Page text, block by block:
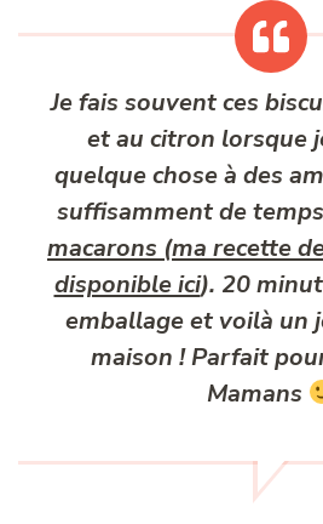
Je fais souvent ces
et au citron lorsque
quelque chose à des
suffisamment de
macarons (ma recette
disponible ici). 20
emballage et voilà un
maison ! Parfait
Mamans